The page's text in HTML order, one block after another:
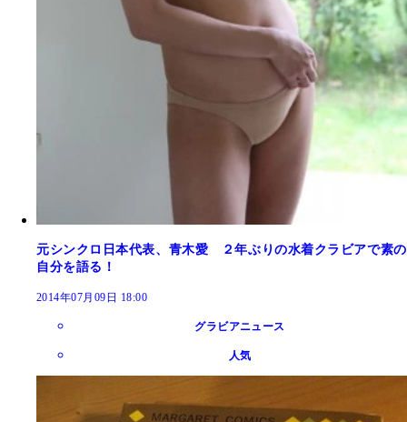
元シンクロ日本代表、青木愛 ２年ぶりの水着クラビアで素の
自分を語る！
2014年07月09日 18:00
グラビアニュース
人気